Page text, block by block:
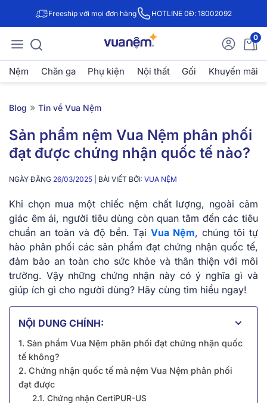
Freeship với mọi đơn hàng HOTLINE 0Đ: 18002092
0
Nệm Chăn ga Phụ kiện Nội thất Gối Khuyến mãi
Blog » Tin về Vua Nệm
Sản phẩm nệm Vua Nệm phân phối
đạt được chứng nhận quốc tế nào?
NGÀY ĐĂNG 26/03/2025 | BÀI VIẾT BỞI: VUA NỆM
Khi chọn mua một chiếc nệm chất lượng, ngoài cảm
giác êm ái, người tiêu dùng còn quan tâm đến các tiêu
chuẩn an toàn và độ bền. TạiVua Nệm, chúng tôi tự
hào phân phối các sản phẩm đạt chứng nhận quốc tế,
đảm bảo an toàn cho sức khỏe và thân thiện với môi
trường. Vậy những chứng nhận này có ý nghĩa gì và
giúp ích gì cho người dùng? Hãy cùng tìm hiểu ngay!
NỘI DUNG CHÍNH:
1. Sản phẩm Vua Nệm phân phối đạt chứng nhận quốc
tế không?
2. Chứng nhận quốc tế mà nệm Vua Nệm phân phối
đạt được
2.1. Chứng nhận CertiPUR-US